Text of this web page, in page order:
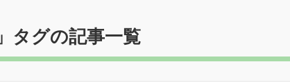
」タグの記事一覧